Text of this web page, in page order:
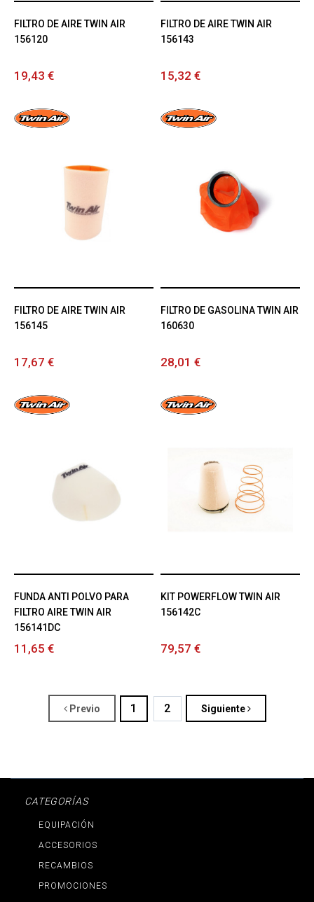
FILTRO DE AIRE TWIN AIR
156120
19,43 €
FILTRO DE AIRE TWIN AIR
156143
15,32 €
FILTRO DE AIRE TWIN AIR
156145
17,67 €
FILTRO DE GASOLINA TWIN AIR
160630
28,01 €
FUNDA ANTI POLVO PARA
FILTRO AIRE TWIN AIR
156141DC
11,65 €
KIT POWERFLOW TWIN AIR
156142C
79,57 €
Previo 1 2 Siguiente
CATEGORÍAS
EQUIPACIÓN
ACCESORIOS
RECAMBIOS
PROMOCIONES